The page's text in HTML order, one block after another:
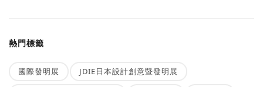
熱門標籤
國際發明展 JDIE日本設計創意暨發明展